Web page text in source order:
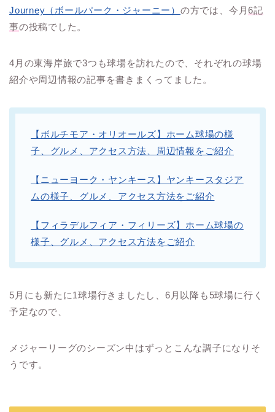
Journey（ボールパーク・ジャーニー） の方では、今月6記
事の投稿でした。
4月の東海岸旅で3つも球場を訪れたので、それぞれの球場
紹介や周辺情報の記事を書きまくってました。
【ボルチモア・オリオールズ】ホーム球場の様
子、グルメ、アクセス方法、周辺情報をご紹介
【ニューヨーク・ヤンキース】ヤンキースタジア
ムの様子、グルメ、アクセス方法をご紹介
【フィラデルフィア・フィリーズ】ホーム球場の
様子、グルメ、アクセス方法をご紹介
5月にも新たに1球場行きましたし、6月以降も5球場に行く
予定なので、
メジャーリーグのシーズン中はずっとこんな調子になりそ
うです。